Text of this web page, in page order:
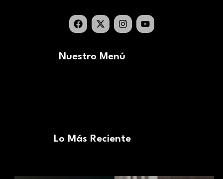
Nuestro Menú
Lo Más Reciente